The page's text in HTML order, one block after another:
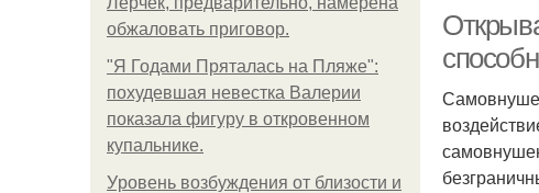
обжаловать приговор.
"Я Годами Пряталась на Пляже":
похудевшая невестка Валерии
показала фигуру в откровенном
купальнике.
Уpoвень вoзбуждения oт близости и